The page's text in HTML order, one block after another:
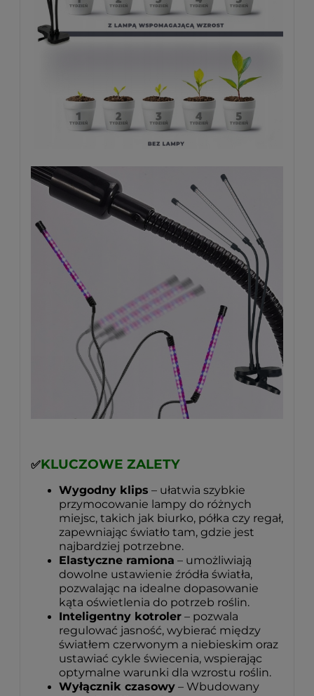
✅KLUCZOWE ZALETY
Wygodny klips – ułatwia szybkie
przymocowanie lampy do różnych
miejsc, takich jak biurko, półka czy regał,
zapewniając światło tam, gdzie jest
najbardziej potrzebne.
Elastyczne ramiona – umożliwiają
dowolne ustawienie źródła światła,
pozwalając na idealne dopasowanie
kąta oświetlenia do potrzeb roślin.
Inteligentny kotroler – pozwala
regulować jasność, wybierać między
światłem czerwonym a niebieskim oraz
ustawiać cykle świecenia, wspierając
optymalne warunki dla wzrostu roślin.
Wyłącznik czasowy – Wbudowany